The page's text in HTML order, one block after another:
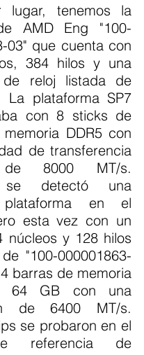
lugar, tenemos la
AMD Eng "100-
03" que cuenta con
384 hilos y una
de reloj listada de
La plataforma SP7
con 8 sticks de
DDR5 con
de transferencia
de 8000 MT/s.
se detectó una
plataforma en el
esta vez con un
núcleos y 128 hilos
"100-000001863-
barras de memoria
64 GB con una
de 6400 MT/s.
se probaron en el
referencia de